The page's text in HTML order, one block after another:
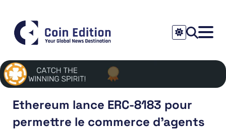
Ethereum lance ERC-8183 pour
permettre le commerce d’agents